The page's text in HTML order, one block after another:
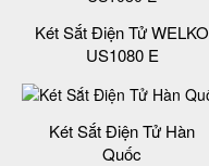
Két Sắt Điện Tử WELKO
US1080 E
Két Sắt Điện Tử Hàn
Quốc